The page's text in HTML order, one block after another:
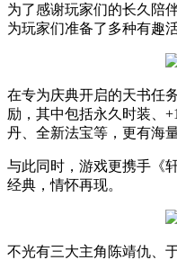
为了感谢玩家们的长久陪
为玩家们准备了多种有趣
在专为庆典开启的天书任
励，其中包括永久时装、
丹、全新法宝等，更有海
与此同时，游戏更携手《
经典，情怀再现。
不光有三大主角陈靖仇、